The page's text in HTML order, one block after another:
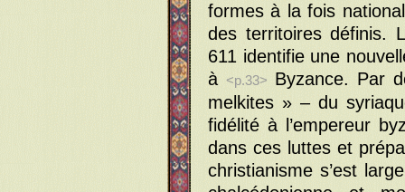
formes à la fois
des territoires définis.
611 identifie une
à <p.33> Byzance. Par
melkites » – du
fidélité à l’empereur
dans ces luttes et
christianisme s’est